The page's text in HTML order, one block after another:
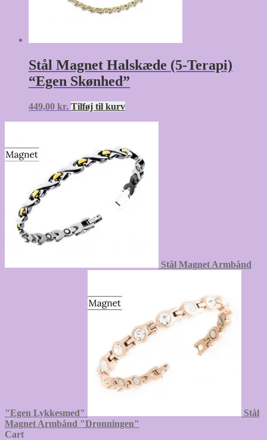
Stål Magnet Halskæde (5-Terapi)
“Egen Skønhed”
449,00 kr. Tilføj til kurv
Stål Magnet Armbånd
"Egen Lykkesmed"
Stål
Magnet Armbånd "Dronningen"
Cart